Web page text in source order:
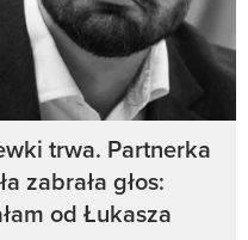
trwa. Partnerka
zabrała głos:
od Łukasza